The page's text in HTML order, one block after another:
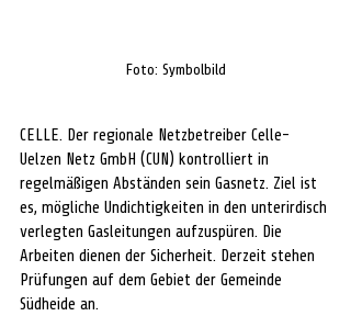
Foto: Symbolbild
CELLE. Der regionale Netzbetreiber Celle-
Uelzen Netz GmbH (CUN) kontrolliert in
regelmäßigen Abständen sein Gasnetz. Ziel ist
es, mögliche Undichtigkeiten in den unterirdisch
verlegten Gasleitungen aufzuspüren. Die
Arbeiten dienen der Sicherheit. Derzeit stehen
Prüfungen auf dem Gebiet der Gemeinde
Südheide an.